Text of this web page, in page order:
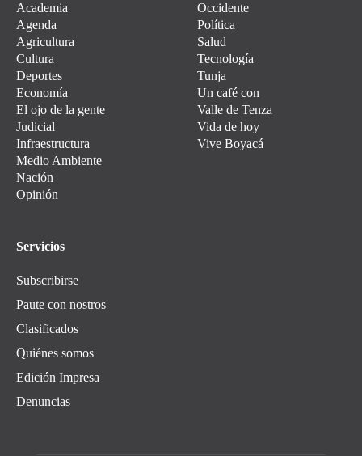
Academia
Agenda
Agricultura
Cultura
Deportes
Economía
El ojo de la gente
Judicial
Infraestructura
Medio Ambiente
Nación
Opinión
Occidente
Política
Salud
Tecnología
Tunja
Un café con
Valle de Tenza
Vida de hoy
Vive Boyacá
Servicios
Subscribirse
Paute con nostros
Clasificados
Quiénes somos
Edición Impresa
Denuncias